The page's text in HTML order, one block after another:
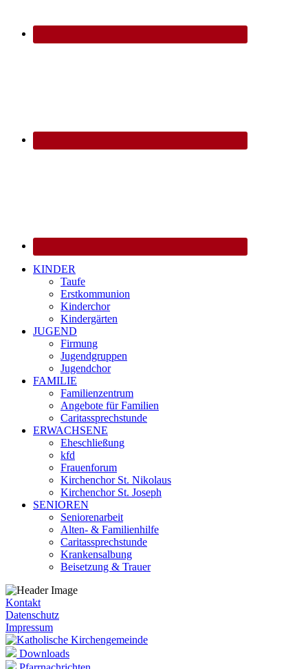
KINDER
Taufe
Erstkommunion
Kinderchor
Kindergärten
JUGEND
Firmung
Jugendgruppen
Jugendchor
FAMILIE
Familienzentrum
Angebote für Familien
Caritassprechstunde
ERWACHSENE
Eheschließung
kfd
Frauenforum
Kirchenchor St. Nikolaus
Kirchenchor St. Joseph
SENIOREN
Seniorenarbeit
Alten- & Familienhilfe
Caritassprechstunde
Krankensalbung
Beisetzung & Trauer
Kontakt
Datenschutz
Impressum
Downloads